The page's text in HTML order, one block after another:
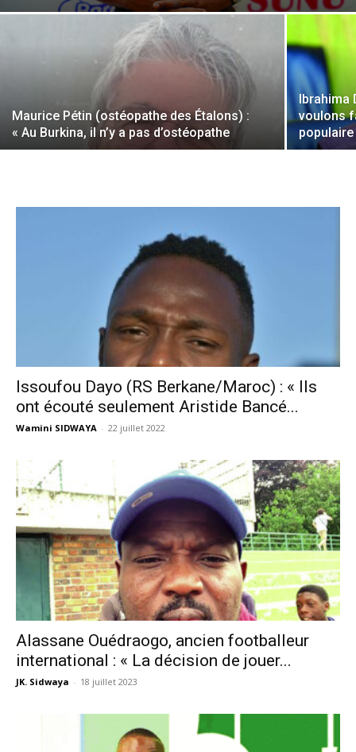
Maurice Pétin (ostéopathe des Étalons) :
« Au Burkina, il n’y a pas d’ostéopathe
Ibrahima
voulons
populaire
Issoufou Dayo (RS Berkane/Maroc) : « Ils
ont écouté seulement Aristide Bancé...
Wamini SIDWAYA - 22 juillet 2022
Alassane Ouédraogo, ancien footballeur
international : « La décision de jouer...
JK. Sidwaya - 18 juillet 2023